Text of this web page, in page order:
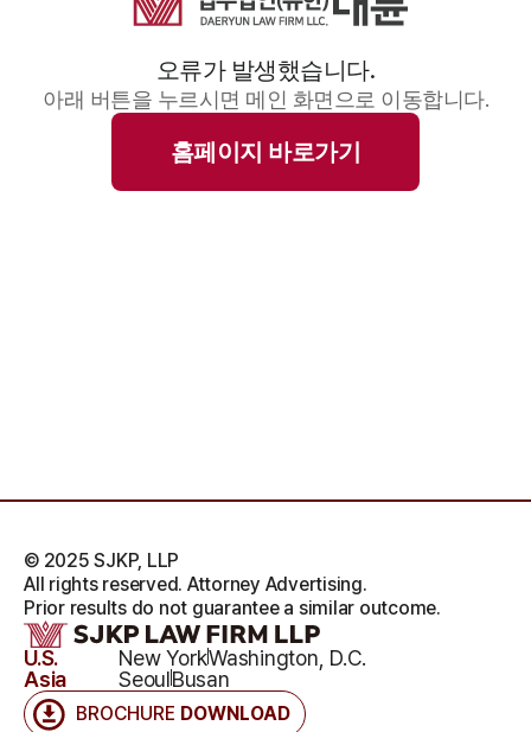
오류가 발생했습니다.
아래 버튼을 누르시면 메인 화면으로 이동합니다.
홈페이지 바로가기
BROCHURE DOWNLOAD
U.S. New YorkWashington, D.C.
Asia
SeoulBusan
© 2025 SJKP, LLP
All rights reserved. Attorney Advertising.
Prior results do not guarantee a similar outcome.